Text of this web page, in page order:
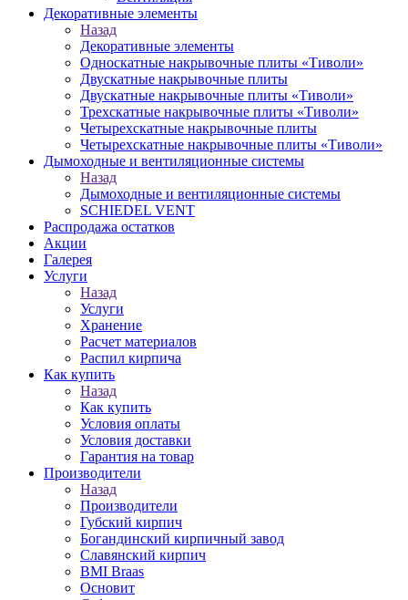
Декоративные элементы
Назад
Декоративные элементы
Односкатные накрывочные плиты «Тиволи»
Двускатные накрывочные плиты
Двускатные накрывочные плиты «Тиволи»
Трехскатные накрывочные плиты «Тиволи»
Четырехскатные накрывочные плиты
Четырехскатные накрывочные плиты «Тиволи»
Дымоходные и вентиляционные системы
Назад
Дымоходные и вентиляционные системы
SCHIEDEL VENT
Распродажа остатков
Акции
Галерея
Услуги
Назад
Услуги
Хранение
Расчет материалов
Распил кирпича
Как купить
Назад
Как купить
Условия оплаты
Условия доставки
Гарантия на товар
Производители
Назад
Производители
Губский кирпич
Богандинский кирпичный завод
Славянский кирпич
BMI Braas
Основит